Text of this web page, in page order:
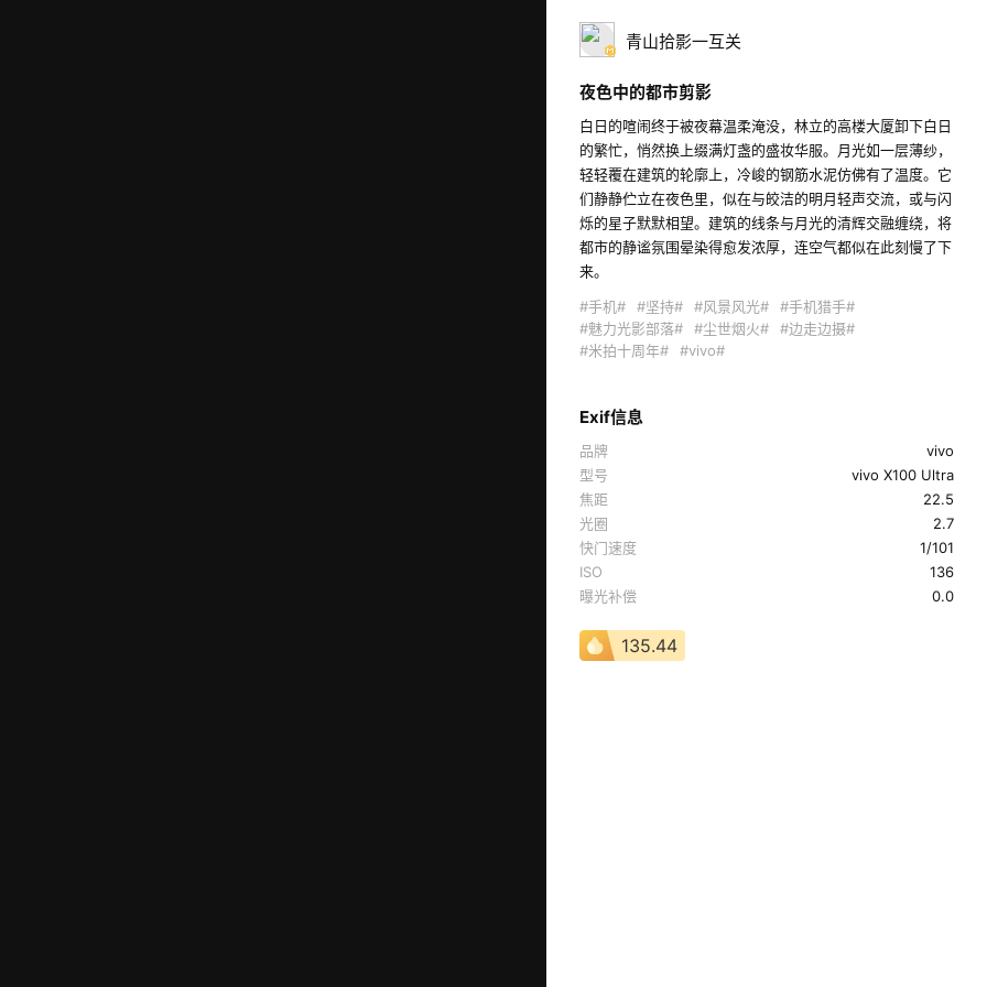
青山拾影一互关
夜色中的都市剪影
白日的喧闹终于被夜幕温柔淹没，林立的高楼大厦卸下白日
的繁忙，悄然换上缀满灯盏的盛妆华服。月光如一层薄纱，
轻轻覆在建筑的轮廓上，冷峻的钢筋水泥仿佛有了温度。它
们静静伫立在夜色里，似在与皎洁的明月轻声交流，或与闪
烁的星子默默相望。建筑的线条与月光的清辉交融缠绕，将
都市的静谧氛围晕染得愈发浓厚，连空气都似在此刻慢了下
来。
#手机#
#坚持# #风景风光#
#手机猎手#
#魅力光影部落#
#尘世烟火#
#边走边摄#
#米拍十周年#
#vivo#
Exif信息
品牌
vivo
型号
vivo X100 Ultra
焦距
22.5
光圈
2.7
快门速度
1/101
ISO
136
曝光补偿
0.0
135.44